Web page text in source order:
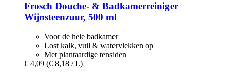
Frosch Douche-​ & Badkamerreiniger
Wijnsteenzuur, 500 ml
Voor de hele badkamer
Lost kalk, vuil & watervlekken op
Met plantaardige tensiden
€ 4,09 (€ 8,18 / L)